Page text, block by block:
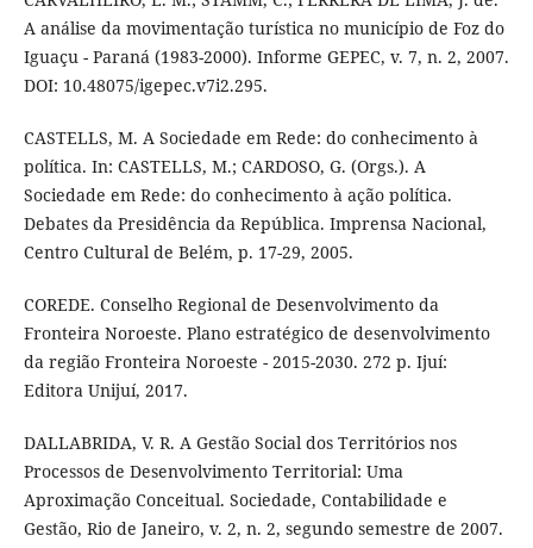
A análise da movimentação turística no município de Foz do
Iguaçu - Paraná (1983-2000). Informe GEPEC, v. 7, n. 2, 2007.
DOI: 10.48075/igepec.v7i2.295.
CASTELLS, M. A Sociedade em Rede: do conhecimento à
política. In: CASTELLS, M.; CARDOSO, G. (Orgs.). A
Sociedade em Rede: do conhecimento à ação política.
Debates da Presidência da República. Imprensa Nacional,
Centro Cultural de Belém, p. 17-29, 2005.
COREDE. Conselho Regional de Desenvolvimento da
Fronteira Noroeste. Plano estratégico de desenvolvimento
da região Fronteira Noroeste - 2015-2030. 272 p. Ijuí:
Editora Unijuí, 2017.
DALLABRIDA, V. R. A Gestão Social dos Territórios nos
Processos de Desenvolvimento Territorial: Uma
Aproximação Conceitual. Sociedade, Contabilidade e
Gestão, Rio de Janeiro, v. 2, n. 2, segundo semestre de 2007.